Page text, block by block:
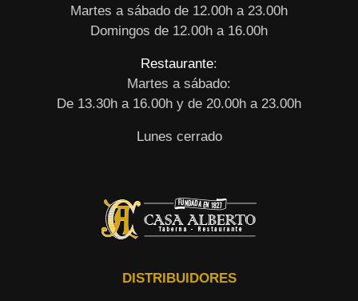
DISTRIBUIDORES
Martes a sábado de 12.00h a 23.00h
Domingos de 12.00h a 16.00h
Restaurante:
Martes a sábado:
De 13.30h a 16.00h y de 20.00h a 23.00h
Lunes cerrado